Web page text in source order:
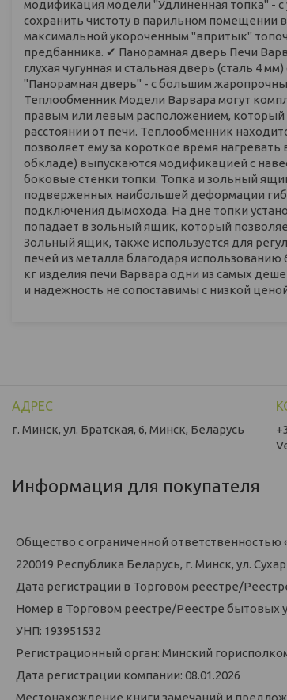
модификация модели "Удлиненная топка" -
сохранить чистоту в парильном помещении
максимальной укороченным "впритык"
предбанника. ✔ Панорамная дверь Печи
глухая чугунная и стальная дверь (сталь 4
"Панорамная дверь" - с большим
Теплообменник Модели Варвара могут
правым или левым расположением, который
расстоянии от печи. Теплообменник
позволяет ему за короткое время
обкладе) выпускаются модификацией с
боковые стенки топки. Топка и зольный
подверженных наибольшей деформации
подключения дымохода. На дне топки
попадает в зольный ящик, который
Зольный ящик, также используется для
печей из металла благодаря использованию
кг изделия печи Варвара одни из самых
и надежность не сопоставимы с низкой
г. Минск, ул. Братская, 6, Минск, Беларусь
Информация для покупателя
Общество с ограниченной ответственностью
220019 Республика Беларусь, г. Минск, ул.
Дата регистрации в Торговом реестре/
Номер в Торговом реестре/Реестре бытовых
УНП: 193951532
Регистрационный орган: Минский
Дата регистрации компании: 08.01.2026